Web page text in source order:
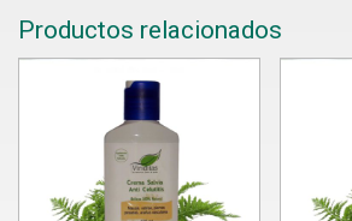
Productos relacionados